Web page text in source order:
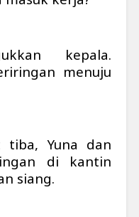
kepala.
menuju
tiba, Yuna dan
di kantin
siang.